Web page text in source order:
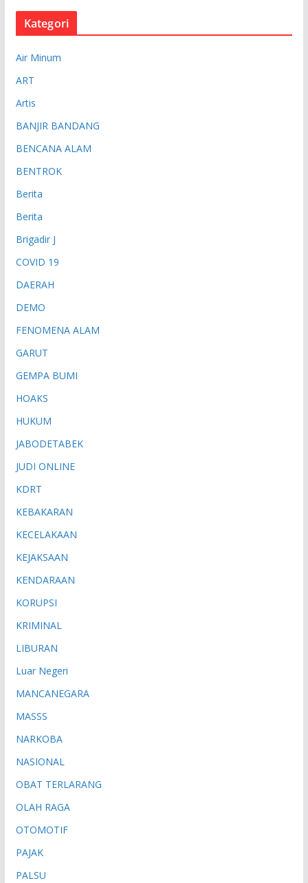
Kategori
Air Minum
ART
Artis
BANJIR BANDANG
BENCANA ALAM
BENTROK
Berita
Berita
Brigadir J
COVID 19
DAERAH
DEMO
FENOMENA ALAM
GARUT
GEMPA BUMI
HOAKS
HUKUM
JABODETABEK
JUDI ONLINE
KDRT
KEBAKARAN
KECELAKAAN
KEJAKSAAN
KENDARAAN
KORUPSI
KRIMINAL
LIBURAN
Luar Negeri
MANCANEGARA
MASSS
NARKOBA
NASIONAL
OBAT TERLARANG
OLAH RAGA
OTOMOTIF
PAJAK
PALSU